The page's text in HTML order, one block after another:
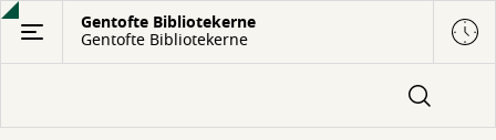
Gå
hovedindhold
Gentofte Bibliotekerne
Gentofte Bibliotekerne